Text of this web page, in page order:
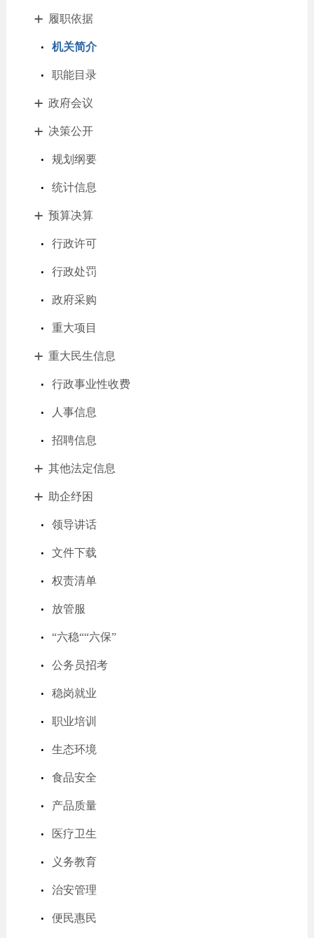
履职依据
机关简介
职能目录
政府会议
决策公开
规划纲要
统计信息
预算决算
行政许可
行政处罚
政府采购
重大项目
重大民生信息
行政事业性收费
人事信息
招聘信息
其他法定信息
助企纾困
领导讲话
文件下载
权责清单
放管服
“六稳““六保”
公务员招考
稳岗就业
职业培训
生态环境
食品安全
产品质量
医疗卫生
义务教育
治安管理
便民惠民